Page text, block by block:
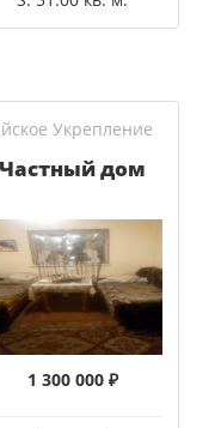
Укрепление
Частный дом
1 300 000 ₽